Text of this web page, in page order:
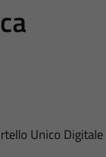
Unico Digitale